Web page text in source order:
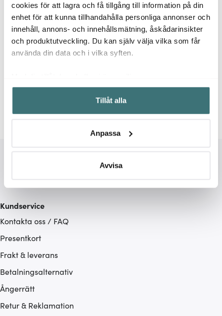
cookies för att lagra och få tillgång till information på din
enhet för att kunna tillhandahålla personliga annonser och
innehåll, annons- och innehållsmätning, åskådarinsikter
och produktutveckling. Du kan själv välja vilka som får
använda din data och i vilka syften.
Samla in information om din geografiska plats som
kan ha en noggrannhet på upp till flera meter
Identifiera din enhet genom att aktivt skanna den för
Ta reda på mer om hur dina personliga uppgifter
Du kan ändra eller dra tillbaka ditt samtycke när som
ska anpassas efter det som vi tror att du tycker om. Det
gör också att vi kan analysera vår trafik och göra
hemsidan ännu bättre. Du bestämmer själv vilka cookies
Tillåt alla
Anpassa
Avvisa
Låt dig inspireras av våra kunder
Moonlight Copenhagen
Kundservice
Kontakta oss / FAQ
Presentkort
Frakt & leverans
Betalningsalternativ
Ångerrätt
Retur & Reklamation